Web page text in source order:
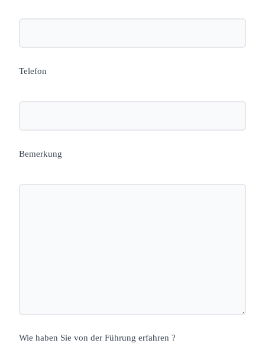
Telefon
Bemerkung
Wie haben Sie von der Führung erfahren ?